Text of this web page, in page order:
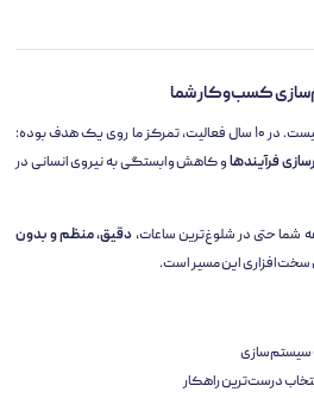
کسب‌وکار شما
آرومین فقط یک فروشنده تجهیزات نیست. در ۱۰ سال فعالیت، تمرکز ما روی یک هدف بوده:
فرآیندهاو کاهش وابستگی به نیروی انسانی در
حتی در شلوغ‌ترین ساعات، دقیق، منظم و بدون
درست‌ترین راهکار